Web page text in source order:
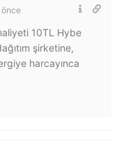
önce
10TL Hybe
şirketine,
harcayınca